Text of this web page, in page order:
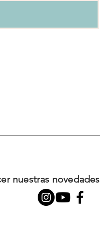
nuestras novedades